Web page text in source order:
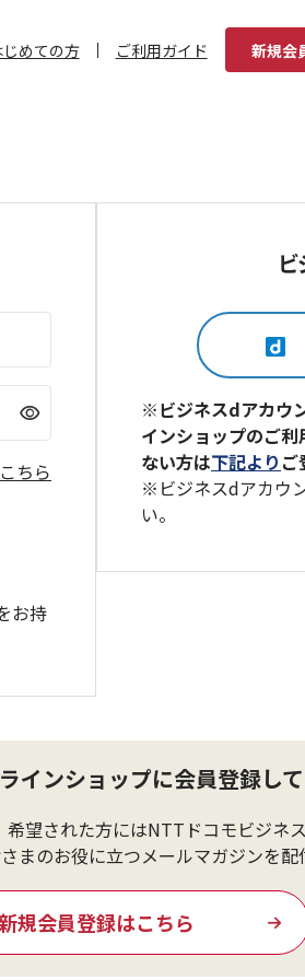
じめての方 ご利用ガイド 新規会
visibility
ちら
お持
※ビジネスdアカウ
インショップのご
ない方は下記より ご
※ビジネスdアカウ
い。
インショップに会員登録し
望された方にはNTTドコモビジネ
まのお役に立つメールマガジンを配
規会員登録はこちら